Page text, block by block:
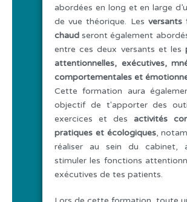
abordées en long et en large
de vue théorique. Les versants
chaud seront également
entre ces deux versants et les
attentionnelles, exécutives,
comportementales et
Cette formation aura
objectif de t'apporter des
exercices et des activités
pratiques et écologiques,
réaliser au sein du cabinet,
stimuler les fonctions
exécutives de tes patients.